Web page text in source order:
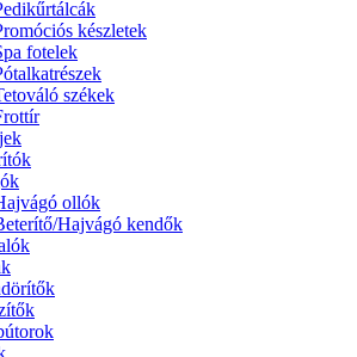
készletek
fotelek
székek
ollók
Hajvágó kendők